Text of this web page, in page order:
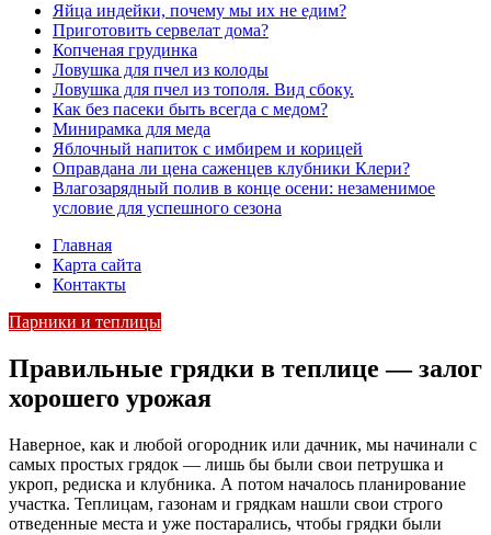
Яйца индейки, почему мы их не едим?
Приготовить сервелат⁠⁠ дома?
Копченая грудинка
Ловушка для пчел из колоды
Ловушка для пчел из тополя. Вид сбоку.
Как без пасеки быть всегда с медом?
Минирамка для меда
Яблочный напиток с имбирем и корицей
Оправдана ли цена саженцев клубники Клери?
Влагозарядный полив в конце осени: незаменимое
условие для успешного сезона
Главная
Карта сайта
Контакты
Парники и теплицы
Правильные грядки в теплице — залог
хорошего урожая
Наверное, как и любой огородник или дачник, мы начинали с
самых простых грядок — лишь бы были свои петрушка и
укроп, редиска и клубника. А потом началось планирование
участка. Теплицам, газонам и грядкам нашли свои строго
отведенные места и уже постарались, чтобы грядки были